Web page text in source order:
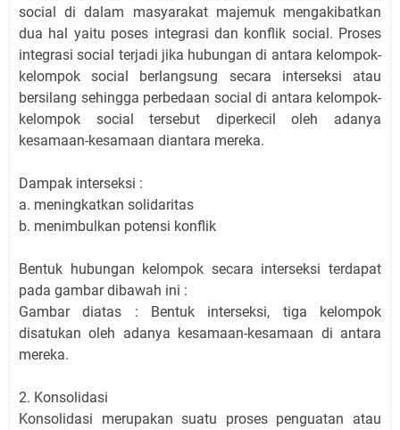
social di dalam masyarakat majemuk mengakibatkan
dua hal yaitu poses integrasi dan konflik social. Proses
integrasi social terjadi jika hubungan di antara kelompok-
kelompok social berlangsung secara interseksi atau
bersilang sehingga perbedaan social di antara kelompok-
kelompok social tersebut diperkecil oleh adanya
kesamaan-kesamaan diantara mereka.
Dampak interseksi :
a. meningkatkan solidaritas
b. menimbulkan potensi konflik
Bentuk hubungan kelompok secara interseksi terdapat
pada gambar dibawah ini :
Gambar diatas : Bentuk interseksi, tiga kelompok
disatukan oleh adanya kesamaan-kesamaan di antara
mereka.
2. Konsolidasi
Konsolidasi merupakan suatu proses penguatan atau